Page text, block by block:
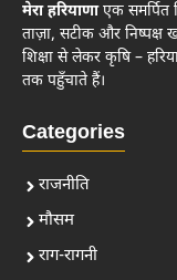
मेरा हरियाणाएक समर्पित
ताज़ा, सटीक और
शिक्षा से लेकर कृषि –
तक पहुँचाते हैं।
Categories
राजनीति
मौसम
राग-रागनी